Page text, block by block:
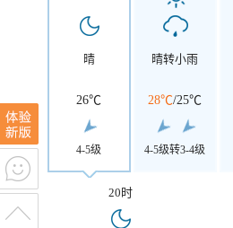
晴
26℃
4-5级
晴转小雨
28℃/25℃
4-5级转3-4级
20时